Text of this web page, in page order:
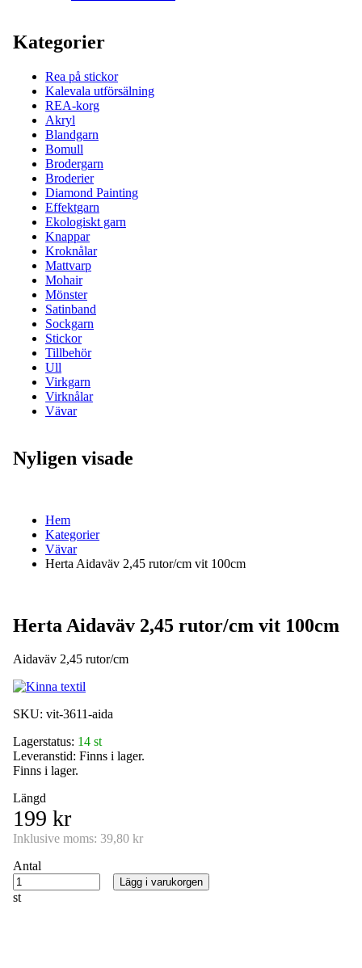
Kategorier
Rea på stickor
Kalevala utförsälning
REA-korg
Akryl
Blandgarn
Bomull
Brodergarn
Broderier
Diamond Painting
Effektgarn
Ekologiskt garn
Knappar
Kroknålar
Mattvarp
Mohair
Mönster
Satinband
Sockgarn
Stickor
Tillbehör
Ull
Virkgarn
Virknålar
Vävar
Nyligen visade
Hem
Kategorier
Vävar
Herta Aidaväv 2,45 rutor/cm vit 100cm
Herta Aidaväv 2,45 rutor/cm vit 100cm
Aidaväv 2,45 rutor/cm
SKU: vit-3611-aida
Lagerstatus: 14 st
Leveranstid: Finns i lager.
Finns i lager.
Längd
199 kr
Inklusive moms: 39,80 kr
Antal
st
Lägg i varukorgen